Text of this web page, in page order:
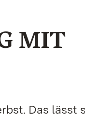
MIT
Das lässt